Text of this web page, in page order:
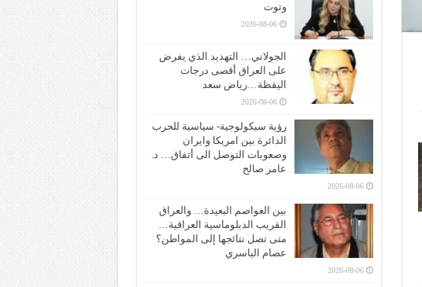
وتوت
2026-08-06
الجولاني… التهديد الذي يفرض
على العراق أقصى درجات
اليقظة…رياض سعد
2026-08-06
رؤية سيكولوجية- سياسية للحرب
الدائرة بين امريكا وايران
وصعوبات التوصل الى أتفاق… د.
عامر صالح
2026-08-06
بين العواصم البعيدة… والعراق
القريب الدبلوماسية العراقية…
متى تصل نتائجها إلى المواطن؟
عصام الياسري
2026-08-06